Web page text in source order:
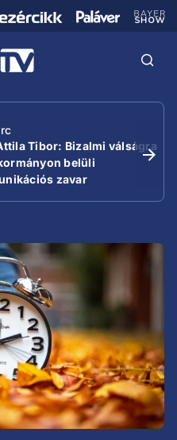
Tibor: Bizalmi válságra
belüli
zavar